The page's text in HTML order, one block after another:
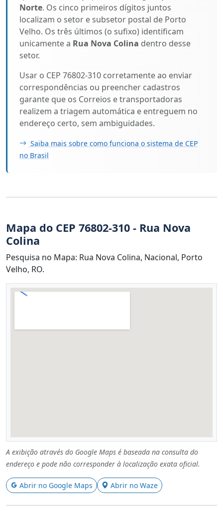
Norte. Os cinco primeiros dígitos juntos
localizam o setor e subsetor postal de Porto
Velho. Os três últimos (o sufixo) identificam
unicamente a Rua Nova Colina dentro desse
setor.
Usar o CEP 76802-310 corretamente ao enviar
correspondências ou preencher cadastros
garante que os Correios e transportadoras
realizem a triagem automática e entreguem no
endereço certo, sem ambiguidades.
Saiba mais sobre como funciona o sistema de CEP
no Brasil
Mapa do CEP 76802-310 - Rua Nova
Colina
Pesquisa no Mapa: Rua Nova Colina, Nacional, Porto
Velho, RO.
A exibição através do Google Maps é baseada na consulta do
endereço e pode não corresponder à localização exata oficial.
Abrir no Google Maps Abrir no Waze